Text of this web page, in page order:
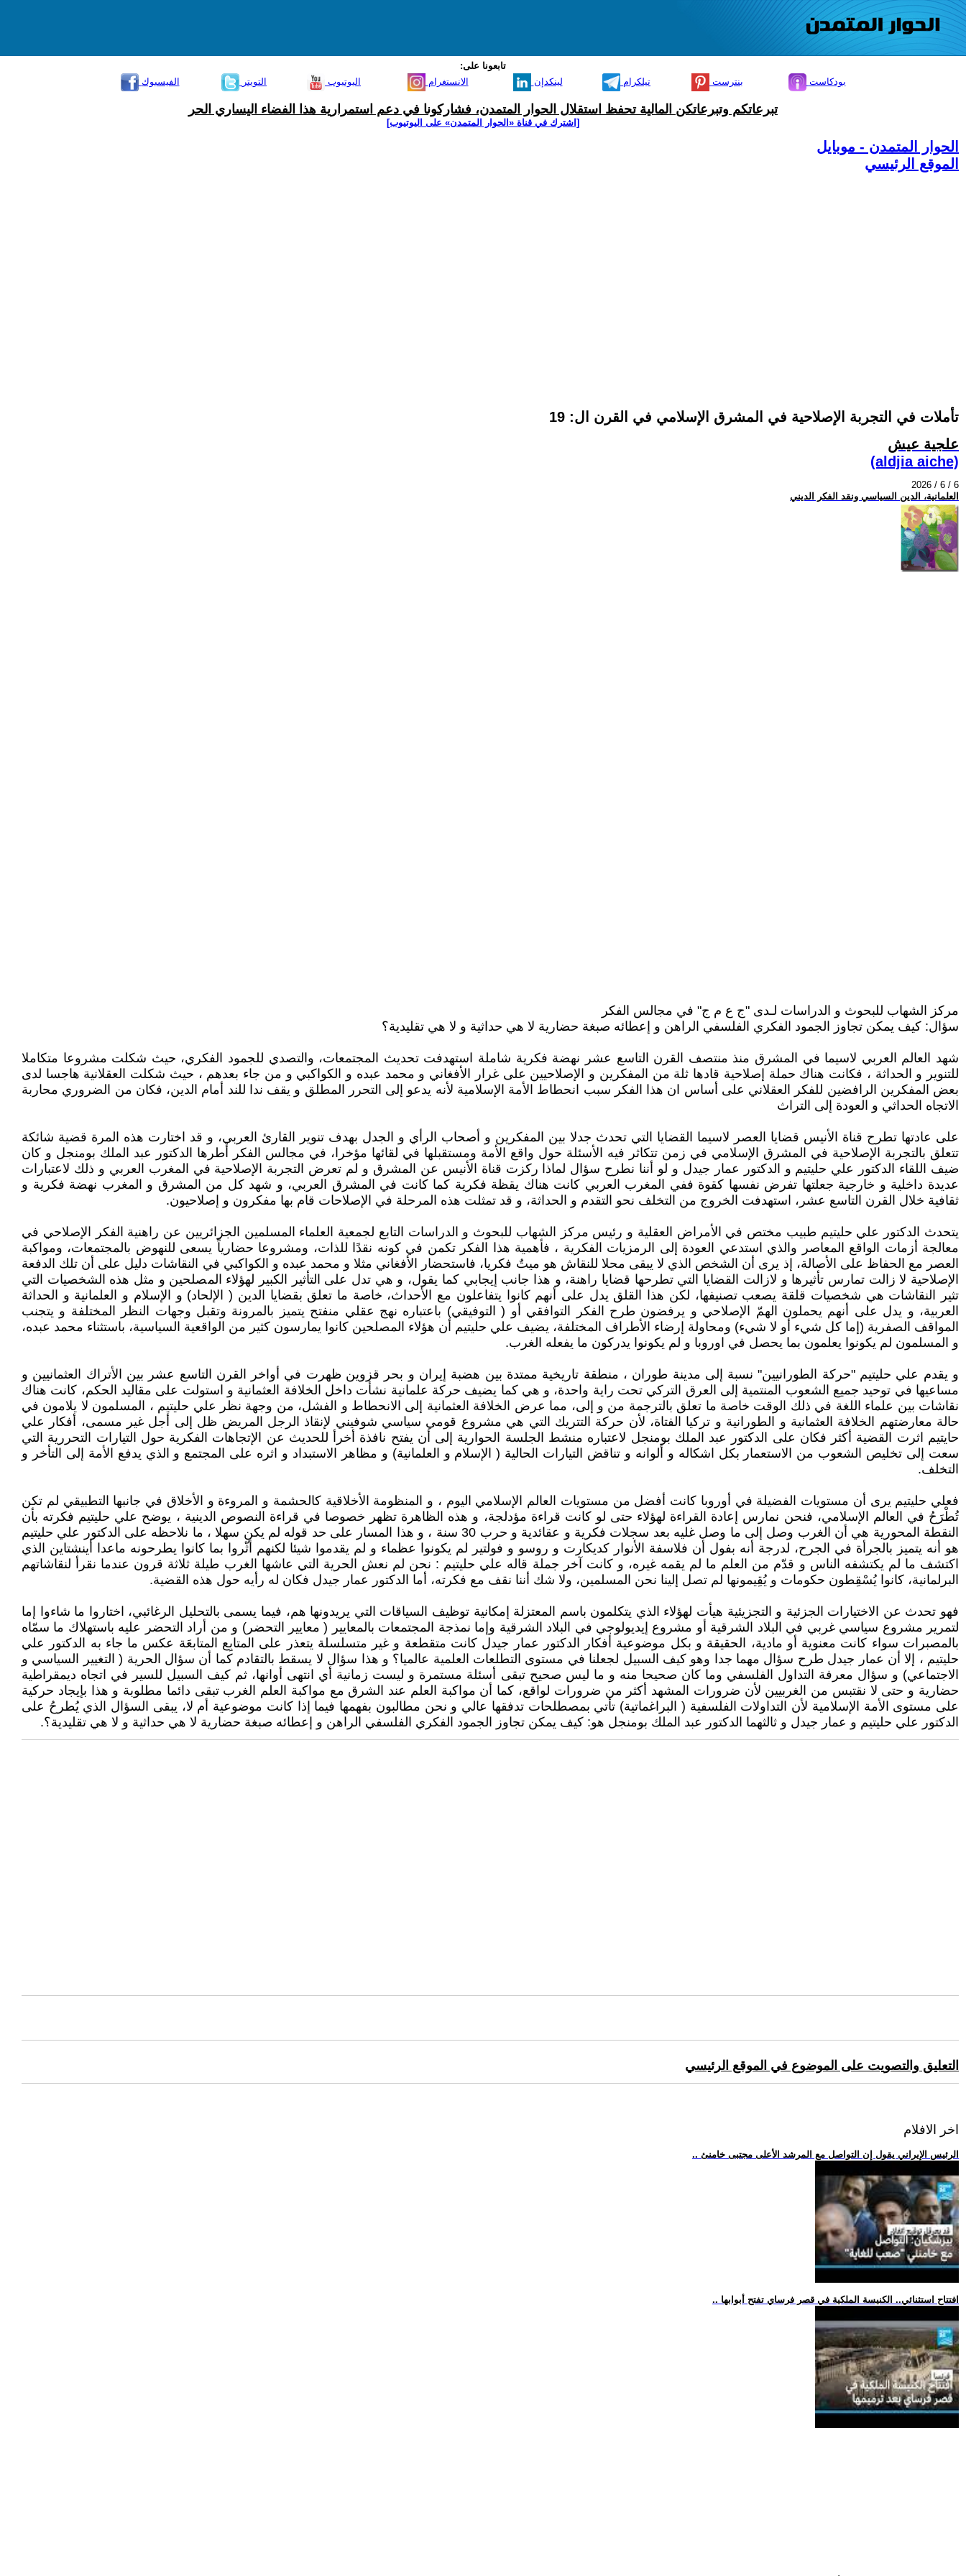
تابعونا على:
الفيسبوك
التويتر اليوتيوب الانستغرام لينكدإن تيلكرام بنترست بودكاست
تبرعاتكم وتبرعاتكن المالية تحفظ استقلال الحوار المتمدن، فشاركونا في دعم استمرارية هذا الفضاء اليساري الحر
[اشترك في قناة ‫«الحوار المتمدن» على اليوتيوب]
الحوار المتمدن - موبايل
الموقع الرئيسي
تأملات في التجربة الإصلاحية في المشرق الإسلامي في القرن ال: 19
علجية عيش
(aldjia aiche)
2026 / 6 / 6
العلمانية، الدين السياسي ونقد الفكر الديني
مركز الشهاب للبحوث و الدراسات لـدى "ج ع م ج" في مجالس الفكر
سؤال: كيف يمكن تجاوز الجمود الفكري الفلسفي الراهن و إعطائه صبغة حضارية لا هي حداثية و لا هي تقليدية؟
شهد العالم العربي لاسيما في المشرق منذ منتصف القرن التاسع عشر نهضة فكرية شاملة استهدفت تحديث المجتمعات، والتصدي للجمود الفكري، حيث شكلت مشروعا متكاملا
للتنوير و الحداثة ، فكانت هناك حملة إصلاحية قادها ثلة من المفكرين و الإصلاحيين على غرار الأفغاني و محمد عبده و الكواكبي و من جاء بعدهم ، حيث شكلت العقلانية هاجسا لدى
بعض المفكرين الرافضين للفكر العقلاني على أساس ان هذا الفكر سبب انحطاط الأمة الإسلامية لأنه يدعو إلى التحرر المطلق و يقف ندا للند أمام الدين، فكان من الضروري محاربة
الاتجاه الحداثي و العودة إلى التراث
على عادتها تطرح قناة الأنيس قضايا العصر لاسيما القضايا التي تحدث جدلا بين المفكرين و أصحاب الرأي و الجدل بهدف تنوير القارئ العربي، و قد اختارت هذه المرة قضية شائكة
تتعلق بالتجربة الإصلاحية في المشرق الإسلامي في زمن تتكاثر فيه الأسئلة حول واقع الأمة ومستقبلها في لقائها مؤخرا، في مجالس الفكر أطرها الدكتور عبد الملك بومنجل و كان
ضيف اللقاء الدكتور علي حليتيم و الدكتور عمار جيدل و لو أننا نطرح سؤال لماذا ركزت قناة الأنيس عن المشرق و لم تعرض التجربة الإصلاحية في المغرب العربي و ذلك لاعتبارات
عديدة داخلية و خارجية جعلتها تفرض نفسها كقوة ففي المغرب العربي كانت هناك يقظة فكرية كما كانت في المشرق العربي، و شهد كل من المشرق و المغرب نهضة فكرية و
ثقافية خلال القرن التاسع عشر، استهدفت الخروج من التخلف نحو التقدم و الحداثة، و قد تمثلت هذه المرحلة في الإصلاحات قام بها مفكرون و إصلاحيون.
يتحدث الدكتور علي حليتيم طبيب مختص في الأمراض العقلية و رئيس مركز الشهاب للبحوث و الدراسات التابع لجمعية العلماء المسلمين الجزائريين عن راهنية الفكر الإصلاحي في
معالجة أزمات الواقع المعاصر والذي استدعي العودة إلى الرمزيات الفكرية ، فأهمية هذا الفكر تكمن في كونه نقدًا للذات، ومشروعا حضارياً يسعى للنهوض بالمجتمعات، ومواكبة
العصر مع الحفاظ على الأصالة، إذ يرى أن الشخص الذي لا يبقى محلا للنقاش هو ميتٌ فكريا، فاستحضار الأفغاني مثلا و محمد عبده و الكواكبي في النقاشات دليل على أن تلك الدفعة
الإصلاحية لا زالت تمارس تأثيرها و لازالت القضايا التي تطرحها قضايا راهنة، و هذا جانب إيجابي كما يقول، و هي تدل على التأثير الكبير لهؤلاء المصلحين و مثل هذه الشخصيات التي
تثير النقاشات هي شخصيات قلقة يصعب تصنيفها، لكن هذا القلق يدل على أنهم كانوا يتفاعلون مع الأحداث، خاصة ما تعلق بقضايا الدين ( الإلحاد) و الإسلام و العلمانية و الحداثة
العربية، و يدل على أنهم يحملون الهمّ الإصلاحي و يرفضون طرح الفكر التوافقي أو ( التوفيقي) باعتباره نهج عقلي منفتح يتميز بالمرونة وتقبل وجهات النظر المختلفة و يتجنب
المواقف الصفرية (إما كل شيء أو لا شيء) ومحاولة إرضاء الأطراف المختلفة، يضيف علي حليتيم أن هؤلاء المصلحين كانوا يمارسون كثير من الواقعية السياسية، باستثناء محمد عبده،
و المسلمون لم يكونوا يعلمون بما يحصل في اوروبا و لم يكونوا يدركون ما يفعله الغرب.
و يقدم علي حليتيم "حركة الطورانيين" نسبة إلى مدينة طوران ، منطقة تاريخية ممتدة بين هضبة إيران و بحر قزوين ظهرت في أواخر القرن التاسع عشر بين الأتراك العثمانيين و
مساعيها في توحيد جميع الشعوب المنتمية إلى العرق التركي تحت راية واحدة، و هي كما يضيف حركة علمانية نشأت داخل الخلافة العثمانية و استولت على مقاليد الحكم، كانت هناك
نقاشات بين علماء اللغة في ذلك الوقت خاصة ما تعلق بالترجمة من و إلى، مما عرض الخلافة العثمانية إلى الانحطاط و الفشل، من وجهة نظر علي حليتيم ، المسلمون لا يلامون في
حالة معارضتهم الخلافة العثمانية و الطورانية و تركيا الفتاة، لأن حركة التتريك التي هي مشروع قومي سياسي شوفيني لإنقاذ الرجل المريض ظل إلى أجل غير مسمى، أفكار علي
حايتيم اثرت القضية أكثر فكان على الدكتور عبد الملك بومنجل لاعتباره منشط الجلسة الحوارية إلى أن يفتح نافذة أخرأ للحديث عن الإتجاهات الفكرية حول التيارات التحررية التي
سعت إلى تخليص الشعوب من الاستعمار بكل اشكاله و ألوانه و تناقض التيارات الحالية ( الإسلام و العلمانية) و مظاهر الاستبداد و اثره على المجتمع و الذي يدفع الأمة إلى التأخر و
التخلف.
فعلي حليتيم يرى أن مستويات الفضيلة في أوروبا كانت أفضل من مستويات العالم الإسلامي اليوم ، و المنظومة الأخلاقية كالحشمة و المروءة و الأخلاق في جانبها التطبيقي لم تكن
تُطْرَحُ في العالم الإسلامي، فنحن نمارس إعادة القراءة لهؤلاء حتى لو كانت قراءة مؤدلجة، و هذه الظاهرة تظهر خصوصا في قراءة النصوص الدينية ، يوضح علي حليتيم فكرته بأن
النقطة المحورية هي أن الغرب وصل إلى ما وصل غليه بعد سجلات فكرية و عقائدية و حرب 30 سنة ، و هذا المسار على حد قوله لم يكن سهلا ، ما نلاحظه على الدكتور علي حليتيم
هو أنه يتميز بالجرأة في الجرح، لدرجة أنه بفول أن فلاسفة الأنوار كديكارت و روسو و فولتير لم يكونوا عظماء و لم يقدموا شيئا لكنهم أثّروا بما كانوا يطرحونه ماعدا أينشتاين الذي
اكتشف ما لم يكتشفه الناس و قدّم من العلم ما لم يقمه غيره، و كانت آخر جملة قاله علي حليتيم : نحن لم نعش الحرية التي عاشها الغرب طيلة ثلاثة قرون عندما نقرأ لنقاشاتهم
البرلمانية، كانوا يُسْقِطون حكومات و يُقِيمونها لم تصل إلينا نحن المسلمين، ولا شك أننا نقف مع فكرته، أما الدكتور عمار جيدل فكان له رأيه حول هذه القضية.
فهو تحدث عن الاختيارات الجزئية و التجزيئية هيأت لهؤلاء الذي يتكلمون باسم المعتزلة إمكانية توظيف السياقات التي يريدونها هم، فيما يسمى بالتحليل الرغائبي، اختاروا ما شاءوا إما
لتمرير مشروع سياسي غربي في البلاد الشرقية أو مشروع إيديولوجي في البلاد الشرقية وإما نمذجة المجتمعات بالمعايير ( معايير التحضر) و من أراد التحضر عليه باستهلاك ما سمّاه
بالمصبرات سواء كانت معنوية أو مادية، الحقيقة و بكل موضوعية أفكار الدكتور عمار جيدل كانت متقطعة و غير متسلسلة يتعذر على المتابِع المتابعَة عكس ما جاء به الدكتور علي
حليتيم ، إلا أن عمار جيدل طرح سؤال مهما جدا وهو كيف السبيل لجعلنا في مستوى التطلعات العلمية عالميا؟ و هذا سؤال لا يسقط بالتقادم كما أن سؤال الحرية ( التغيير السياسي و
الاجتماعي) و سؤال معرفة التداول الفلسفي وما كان صحيحا منه و ما ليس صحيح تبقى أسئلة مستمرة و ليست زمانية أي انتهى أوانها، ثم كيف السبيل للسير في اتجاه ديمقراطية
حضارية و حتى لا نقتبس من الغربيين لأن ضرورات المشهد أكثر من ضرورات لواقع، كما أن مواكبة العلم عند الشرق مع مواكبة العلم الغرب تبقى دائما مطلوبة و هذا بإيجاد حركية
على مستوى الأمة الإسلامية لأن التداولات الفلسفية ( البراغماتية) تأتي بمصطلحات تدفقها عالي و نحن مطالبون بفهمها فيما إذا كانت موضوعية أم لا، يبقى السؤال الذي يُطرحُ على
الدكتور علي حليتيم و عمار جيدل و ثالثهما الدكتور عبد الملك بومنجل هو: كيف يمكن تجاوز الجمود الفكري الفلسفي الراهن و إعطائه صبغة حضارية لا هي حداثية و لا هي تقليدية؟.
التعليق والتصويت على الموضوع في الموقع الرئيسي
اخر الافلام
.. الرئيس الإيراني يقول إن التواصل مع المرشد الأعلى مجتبى خامنئ
.. افتتاح استثنائي.. الكنيسة الملكية في قصر فرساي تفتح أبوابها